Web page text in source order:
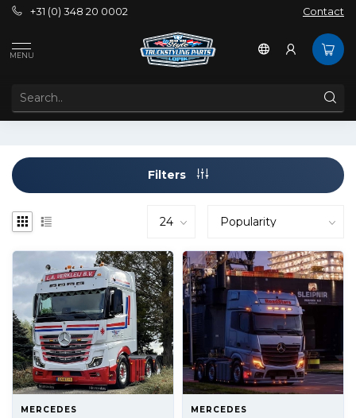
+31 (0) 348 20 0002 Contact
MENU
Filters
MERCEDES MERCEDES